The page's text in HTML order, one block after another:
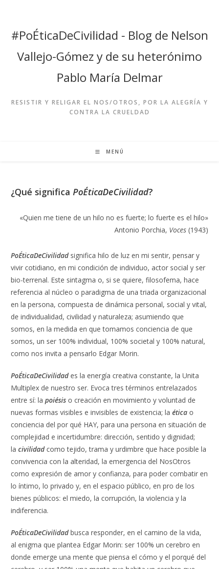
contenido
#PoÉticaDeCivilidad - Blog de Nelson
Vallejo-Gómez y de su heterónimo
Pablo María Delmar
RESISTIR Y RELIGAR EL NOS/OTROS, POR LA ALEGRÍA Y
CONTRA LA CRUELDAD
MENÚ
¿Qué significaPoÉticaDeCivilidad?
«Quien me tiene de un hilo no es fuerte; lo fuerte es el hilo»
Antonio Porchia, Voces(1943)
PoÉticaDeCivilidadsignifica hilo de luz en mi sentir, pensar y
vivir cotidiano, en mi condición de individuo, actor social y ser
bio-terrenal. Este sintagma o, si se quiere, filosofema, hace
referencia al núcleo o paradigma de una triada organizacional
en la persona, compuesta de dinámica personal, social y vital,
de individualidad, civilidad y naturaleza; asumiendo que
somos, en la medida en que tomamos conciencia de que
somos, un ser 100% individual, 100% societal y 100% natural,
como nos invita a pensarlo Edgar Morin.
PoÉticaDeCivilidades la energía creativa constante, la Unita
Multiplex de nuestro ser. Evoca tres términos entrelazados
entre sí: lapoiésis o creación en movimiento y voluntad de
nuevas formas visibles e invisibles de existencia; laética o
conciencia del por qué HAY, para una persona en situación de
complejidad e incertidumbre: dirección, sentido y dignidad;
lacivilidadcomo tejido, trama y urdimbre que hace posible la
convivencia con la alteridad, la emergencia del NosOtros
como expresión de amor y confianza, para poder combatir en
lo íntimo, lo privado y, en el espacio público, en pro de los
bienes públicos: el miedo, la corrupción, la violencia y la
indiferencia.
PoÉticaDeCivilidadbusca responder, en el camino de la vida,
al enigma que plantea Edgar Morin: ser 100% un cerebro en
donde emerge una mente que piensa el cómo y el porqué del